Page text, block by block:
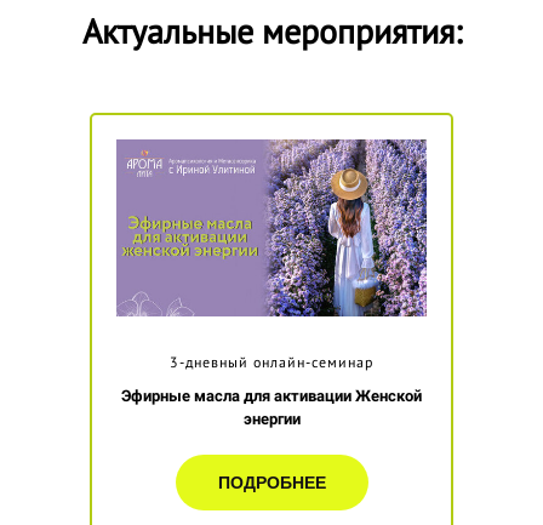
Актуальные мероприятия:
3-дневный онлайн-семинар
Эфирные масла для активации Женской
энергии
ПОДРОБНЕЕ